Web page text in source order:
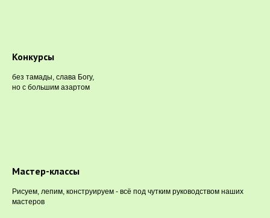
Конкурсы
без тамады, слава Богу,
но с большим азартом
Мастер-классы
Рисуем, лепим, конструируем - всё под чутким руководством наших
мастеров